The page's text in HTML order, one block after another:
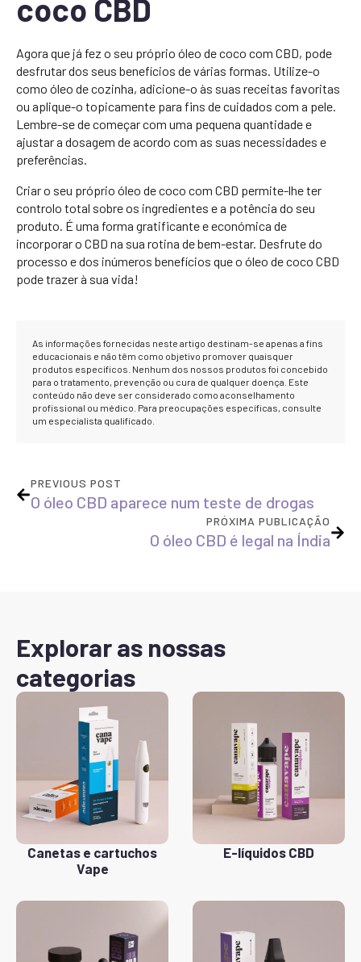
coco CBD
Agora que já fez o seu próprio óleo de coco com CBD, pode
desfrutar dos seus benefícios de várias formas. Utilize-o
como óleo de cozinha, adicione-o às suas receitas favoritas
ou aplique-o topicamente para fins de cuidados com a pele.
Lembre-se de começar com uma pequena quantidade e
ajustar a dosagem de acordo com as suas necessidades e
preferências.
Criar o seu próprio óleo de coco com CBD permite-lhe ter
controlo total sobre os ingredientes e a potência do seu
produto. É uma forma gratificante e económica de
incorporar o CBD na sua rotina de bem-estar. Desfrute do
processo e dos inúmeros benefícios que o óleo de coco CBD
pode trazer à sua vida!
As informações fornecidas neste artigo destinam-se apenas a fins
educacionais e não têm como objetivo promover quaisquer
produtos específicos. Nenhum dos nossos produtos foi concebido
para o tratamento, prevenção ou cura de qualquer doença. Este
conteúdo não deve ser considerado como aconselhamento
profissional ou médico. Para preocupações específicas, consulte
um especialista qualificado.
PREVIOUS POST
O óleo CBD aparece num teste de drogas
PRÓXIMA PUBLICAÇÃO
O óleo CBD é legal na Índia
Explorar as nossas
categorias
Canetas e cartuchos
Vape
E-líquidos CBD